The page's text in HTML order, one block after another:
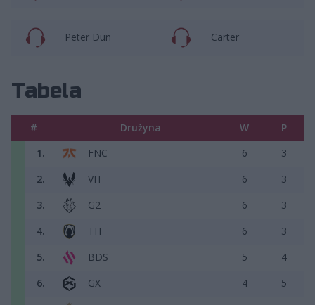
Peter Dun Carter
Tabela
# Drużyna W
P
1.
FNC 6
3
2.
VIT 6
3
3.
G2 6
3
4.
TH 6
3
5.
BDS 5
4
6.
GX 4
5